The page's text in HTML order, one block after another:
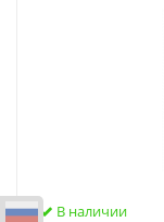
В наличии